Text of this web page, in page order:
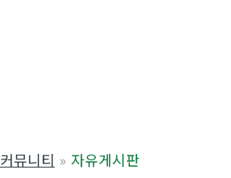
커뮤니티 자유게시판